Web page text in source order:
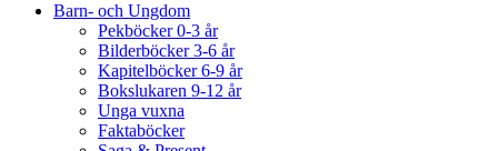
Barn- och Ungdom
Pekböcker 0-3 år
Bilderböcker 3-6 år
Kapitelböcker 6-9 år
Bokslukaren 9-12 år
Unga vuxna
Faktaböcker